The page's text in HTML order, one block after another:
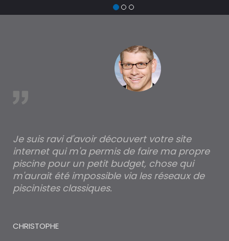
Je suis ravi d'avoir découvert votre site
internet qui m'a permis de faire ma propre
piscine pour un petit budget, chose qui
m'aurait été impossible via les réseaux de
piscinistes classiques.
CHRISTOPHE